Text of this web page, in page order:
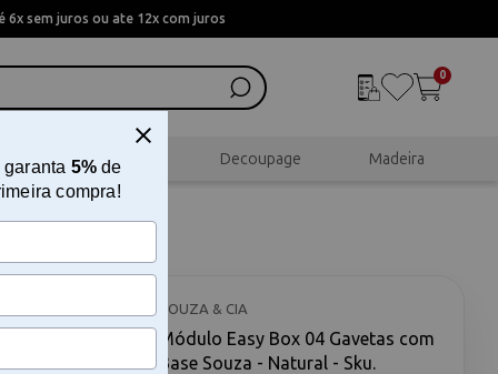
6x sem juros ou ate 12x com juros
0
Scrapbook Decoupage Madeira
Base
SOUZA & CIA
Módulo Easy Box 04 Gavetas com
Base Souza - Natural - Sku.
garanta 5%de
compra!